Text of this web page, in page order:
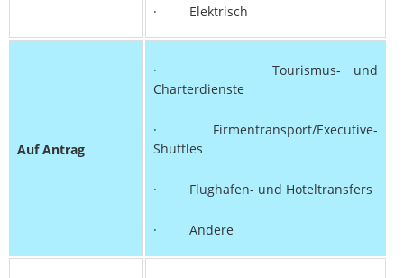
· Elektrisch
Auf Antrag
· Tourismus- und
Charterdienste
· Firmentransport/Executive-
Shuttles
· Flughafen- und Hoteltransfers
· Andere